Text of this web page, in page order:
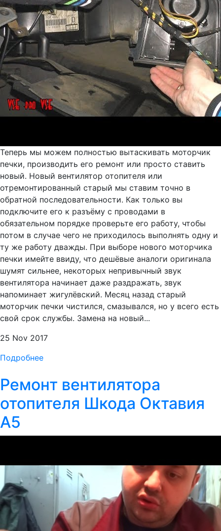
Теперь мы можем полностью вытаскивать моторчик
печки, производить его ремонт или просто ставить
новый. Новый вентилятор отопителя или
отремонтированный старый мы ставим точно в
обратной последовательности. Как только вы
подключите его к разъёму с проводами в
обязательном порядке проверьте его работу, чтобы
потом в случае чего не приходилось выполнять одну и
ту же работу дважды. При выборе нового моторчика
печки имейте ввиду, что дешёвые аналоги оригинала
шумят сильнее, некоторых непривычный звук
вентилятора начинает даже раздражать, звук
напоминает жигулёвский. Месяц назад старый
моторчик печки чистился, смазывался, но у всего есть
свой срок службы. Замена на новый...
25 Nov 2017
Подробнее
Ремонт вентилятора
отопителя Шкода Октавия
А5